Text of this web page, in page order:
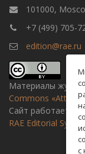
101000,
+7 (499) 705-
edition@rae.ru
Материалы
Commons
Сайт работает на
RAE Editorial
с